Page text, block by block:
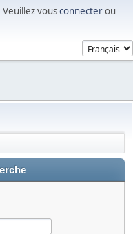
Veuillez vousconnecterou